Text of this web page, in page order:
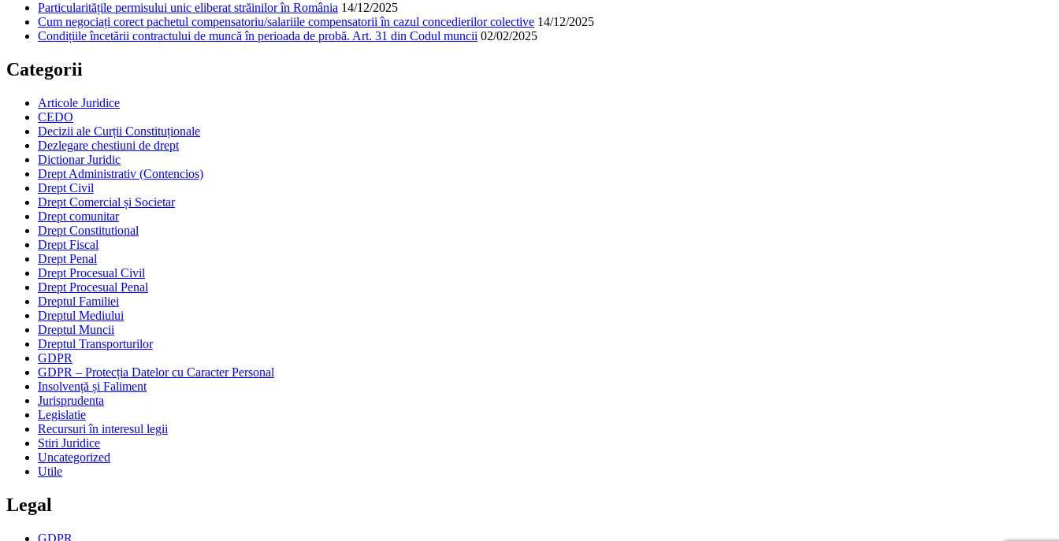
Particularitățile permisului unic eliberat străinilor în România 14/12/2025
Cum negociați corect pachetul compensatoriu/salariile compensatorii în cazul concedierilor colective 14/12/2025
Condițiile încetării contractului de muncă în perioada de probă. Art. 31 din Codul muncii 02/02/2025
Categorii
Articole Juridice
CEDO
Decizii ale Curții Constituționale
Dezlegare chestiuni de drept
Dictionar Juridic
Drept Administrativ (Contencios)
Drept Civil
Drept Comercial și Societar
Drept comunitar
Drept Constitutional
Drept Fiscal
Drept Penal
Drept Procesual Civil
Drept Procesual Penal
Dreptul Familiei
Dreptul Mediului
Dreptul Muncii
Dreptul Transporturilor
GDPR
GDPR – Protecția Datelor cu Caracter Personal
Insolvență și Faliment
Jurisprudenta
Legislatie
Recursuri în interesul legii
Stiri Juridice
Uncategorized
Utile
Legal
GDPR